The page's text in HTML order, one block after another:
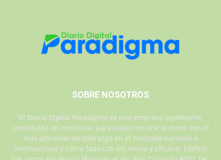
SOBRE NOSOTROS
El Diario Digital Paradigma es una empresa legalmente
constituida en Honduras para poder servirle a usted, con el
más alto nivel de liderazgo en el mercado nacional e
internacional y sobre todo con eficiencia y eficacia. Edificio